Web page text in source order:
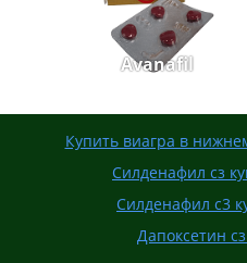
Avanafil
Купить виагра в
Силденафил сз
Силденафил с3
Дапоксетин